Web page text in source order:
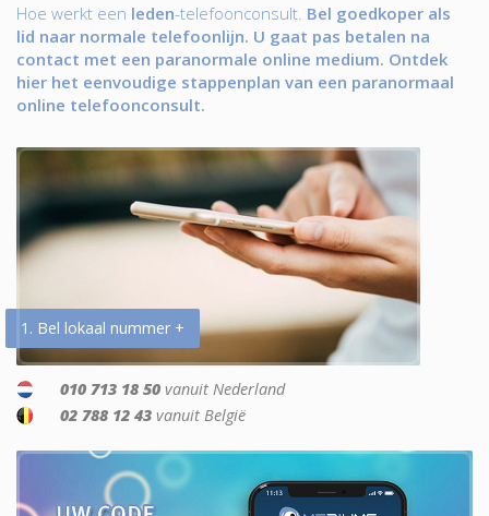
Hoe werkt een leden-telefoonconsult. Bel goedkoper als
lid naar normale telefoonlijn. U gaat pas betalen na
contact met een paranormale online medium. Ontdek
hier het eenvoudige stappenplan van een paranormaal
online telefoonconsult.
1. Bel lokaal nummer +
010 713 18 50 vanuit Nederland
02 788 12 43 vanuit België